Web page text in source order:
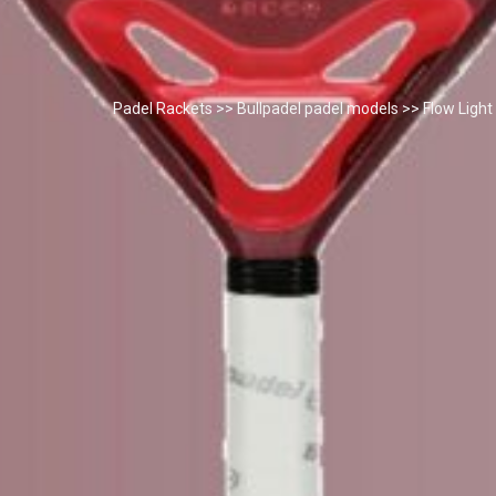
Padel Rackets>>Bullpadel padel models>> Flow Light